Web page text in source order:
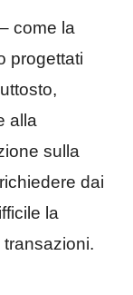
come la
progettati
alla
sulla
dai
la